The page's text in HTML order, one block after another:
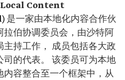
Content
是一家由本地化内容合作伙
伯协调委员会，由沙特阿
持工作， 成员包括各大政
的代表。 该委员可为本地
容整合至一个框架中，从